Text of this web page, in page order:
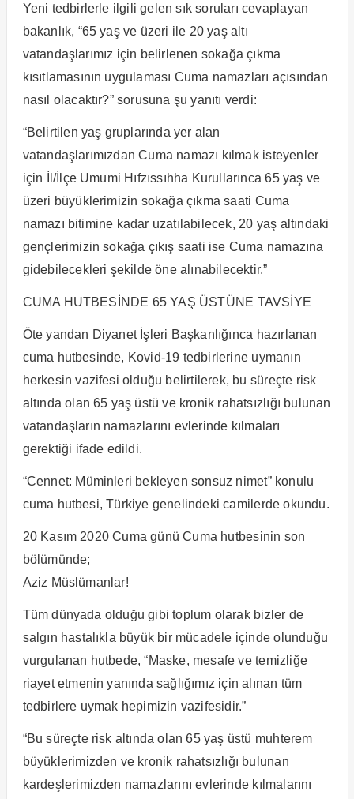
Yeni tedbirlerle ilgili gelen sık soruları cevaplayan
bakanlık, “65 yaş ve üzeri ile 20 yaş altı
vatandaşlarımız için belirlenen sokağa çıkma
kısıtlamasının uygulaması Cuma namazları açısından
nasıl olacaktır?” sorusuna şu yanıtı verdi:
“Belirtilen yaş gruplarında yer alan
vatandaşlarımızdan Cuma namazı kılmak isteyenler
için İl/İlçe Umumi Hıfzıssıhha Kurullarınca 65 yaş ve
üzeri büyüklerimizin sokağa çıkma saati Cuma
namazı bitimine kadar uzatılabilecek, 20 yaş altındaki
gençlerimizin sokağa çıkış saati ise Cuma namazına
gidebilecekleri şekilde öne alınabilecektir.”
CUMA HUTBESİNDE 65 YAŞ ÜSTÜNE TAVSİYE
Öte yandan Diyanet İşleri Başkanlığınca hazırlanan
cuma hutbesinde, Kovid-19 tedbirlerine uymanın
herkesin vazifesi olduğu belirtilerek, bu süreçte risk
altında olan 65 yaş üstü ve kronik rahatsızlığı bulunan
vatandaşların namazlarını evlerinde kılmaları
gerektiği ifade edildi.
“Cennet: Müminleri bekleyen sonsuz nimet” konulu
cuma hutbesi, Türkiye genelindeki camilerde okundu.
20 Kasım 2020 Cuma günü Cuma hutbesinin son
bölümünde;
Aziz Müslümanlar!
Tüm dünyada olduğu gibi toplum olarak bizler de
salgın hastalıkla büyük bir mücadele içinde olunduğu
vurgulanan hutbede, “Maske, mesafe ve temizliğe
riayet etmenin yanında sağlığımız için alınan tüm
tedbirlere uymak hepimizin vazifesidir.”
“Bu süreçte risk altında olan 65 yaş üstü muhterem
büyüklerimizden ve kronik rahatsızlığı bulunan
kardeşlerimizden namazlarını evlerinde kılmalarını